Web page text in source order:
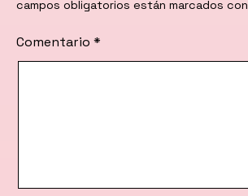
campos obligatorios están marcados con
Comentario *